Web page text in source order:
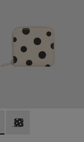
財布
- ジル 財布
POLKA DOTS -
JILL POLKA DOTS